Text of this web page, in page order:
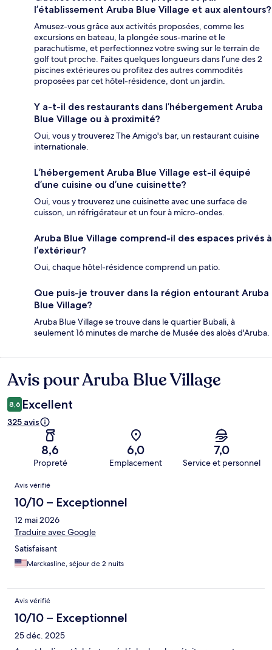
l’établissement Aruba Blue Village et aux alentours?
Amusez-vous grâce aux activités proposées, comme les
excursions en bateau, la plongée sous-marine et le
parachutisme, et perfectionnez votre swing sur le terrain de
golf tout proche. Faites quelques longueurs dans l’une des 2
piscines extérieures ou profitez des autres commodités
proposées par cet hôtel-résidence, dont un jardin.
Y a-t-il des restaurants dans l’hébergement Aruba
Blue Village ou à proximité?
Oui, vous y trouverez The Amigo's bar, un restaurant cuisine
internationale.
L’hébergement Aruba Blue Village est-il équipé
d’une cuisine ou d’une cuisinette?
Oui, vous y trouverez une cuisinette avec une surface de
cuisson, un réfrigérateur et un four à micro-ondes.
Aruba Blue Village comprend-il des espaces privés à
l’extérieur?
Oui, chaque hôtel-résidence comprend un patio.
Que puis-je trouver dans la région entourant Aruba
Blue Village?
Aruba Blue Village se trouve dans le quartier Bubali, à
seulement 16 minutes de marche de Musée des aloès d'Aruba.
Avis
Avis pour Aruba Blue Village
8,6 Excellent
325 avis
8,6
Propreté
6,0
Emplacement
7,0
Service et personnel
Avis
Avis vérifié
10/10 – Exceptionnel
12 mai 2026
Traduire avec Google
Satisfaisant
Marckasline, séjour de 2 nuits
Avis vérifié
10/10 – Exceptionnel
25 déc. 2025